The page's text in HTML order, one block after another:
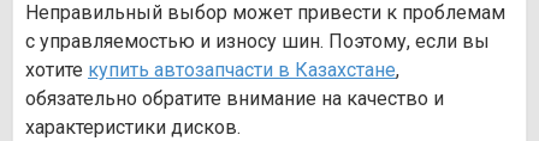
Неправильный выбор может привести к проблемам
с управляемостью и износу шин. Поэтому, если вы
хотите купить автозапчасти в Казахстане,
обязательно обратите внимание на качество и
характеристики дисков.